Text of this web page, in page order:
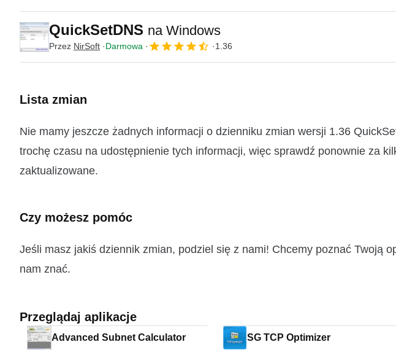
QuickSetDNS na Windows
Przez NirSoft Darmowa 1.36
Lista zmian
Nie mamy jeszcze żadnych informacji o dzienniku zmian wersji 1.36
trochę czasu na udostępnienie tych informacji, więc sprawdź ponownie za
zaktualizowane.
Czy możesz pomóc
Jeśli masz jakiś dziennik zmian, podziel się z nami! Chcemy poznać Twoją
nam znać.
Przeglądaj aplikacje
Advanced Subnet Calculator SG TCP Optimizer